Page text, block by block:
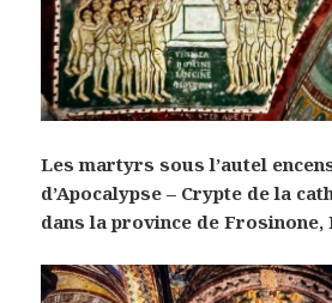
Les martyrs sous l’autel
d’Apocalypse – Crypte de la
dans la province de Frosinone,